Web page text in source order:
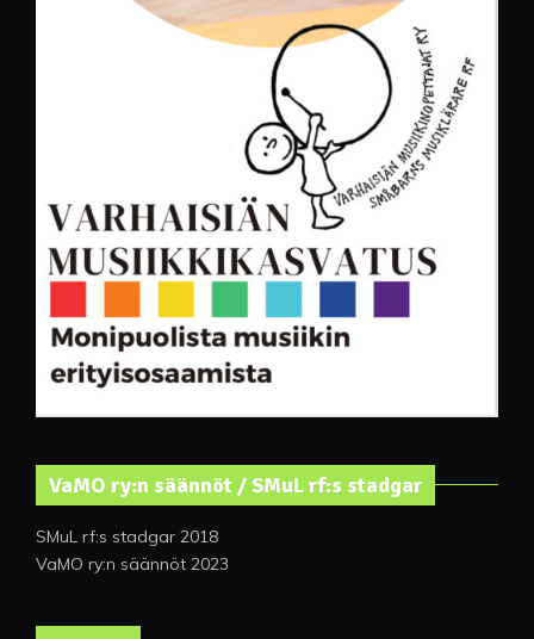
VaMO ry:n säännöt / SMuL rf:s stadgar
SMuL rf:s stadgar 2018
VaMO ry:n säännöt 2023